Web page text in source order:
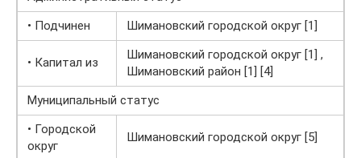
• Подчинен
Шимановский городской округ [1]
• Капитал из
Шимановский городской округ [1] ,
Шимановский район [1] [4]
Муниципальный статус
• Городской
округ
Шимановский городской округ [5]